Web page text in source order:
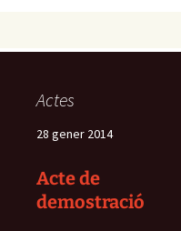
Actes
28 gener 2014
Acte de
demostració